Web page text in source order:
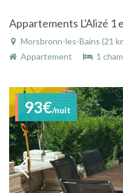
Appartements L'Alizé 1
Morsbronn-les-Bains (21
Appartement
1
93€/nuit